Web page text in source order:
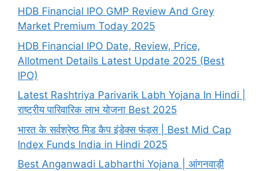
HDB Financial IPO GMP Review And Grey
Market Premium Today 2025
HDB Financial IPO Date, Review, Price,
Allotment Details Latest Update 2025 (Best
IPO)
Latest Rashtriya Parivarik Labh Yojana In Hindi |
राष्ट्रीय पारिवारिक लाभ योजना Best 2025
भारत के सर्वश्रेष्ठ मिड कैप इंडेक्स फंड्स | Best Mid Cap
Index Funds India in Hindi 2025
Best Anganwadi Labharthi Yojana | आंगनवाड़ी